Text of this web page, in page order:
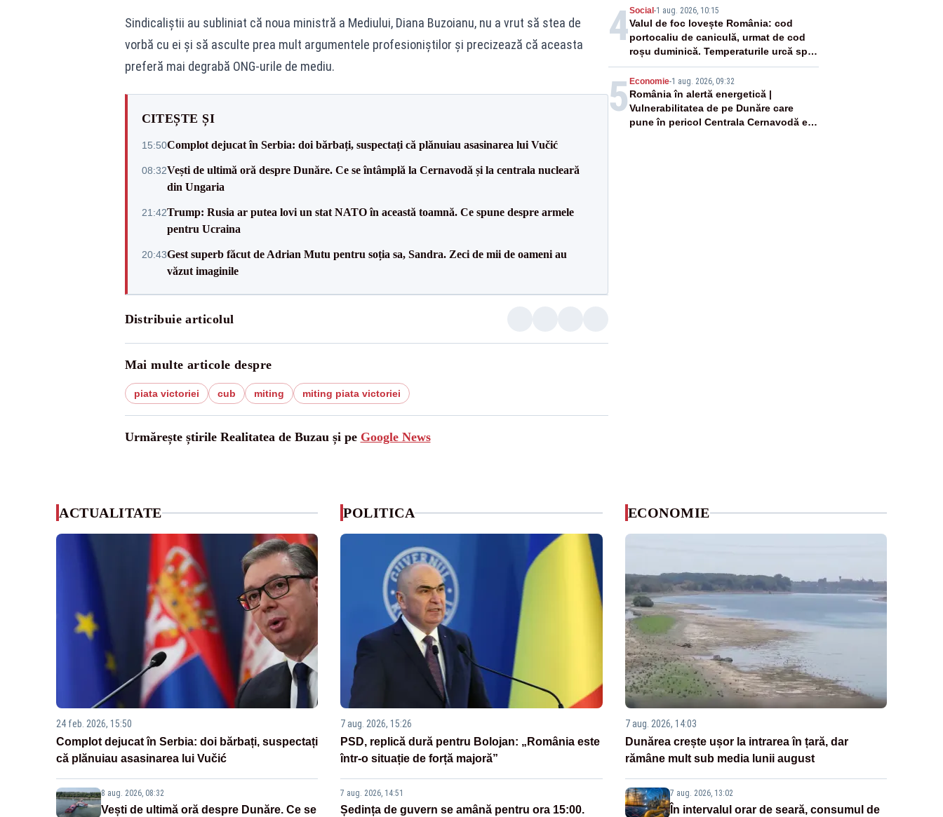
Sindicaliștii au subliniat că noua ministră a Mediului, Diana Buzoianu, nu a vrut să stea de
vorbă cu ei și să asculte prea mult argumentele profesioniștilor și precizează că aceasta
preferă mai degrabă ONG-urile de mediu.
CITEȘTE ȘI
15:50Complot dejucat în Serbia: doi bărbați, suspectați că plănuiau asasinarea lui Vučić
08:32Vești de ultimă oră despre Dunăre. Ce se întâmplă la Cernavodă și la centrala nucleară
din Ungaria
21:42Trump: Rusia ar putea lovi un stat NATO în această toamnă. Ce spune despre armele
pentru Ucraina
20:43Gest superb făcut de Adrian Mutu pentru soția sa, Sandra. Zeci de mii de oameni au
văzut imaginile
Distribuie articolul
Mai multe articole despre
piata victoriei cub miting miting piata victoriei
Urmărește știrile Realitatea de Buzau și pe Google News
4Social -1 aug. 2026, 10:15
Valul de foc lovește România: cod
portocaliu de caniculă, urmat de cod
roșu duminică. Temperaturile urcă spre
40°C
5 Economie-1 aug. 2026, 09:32
România în alertă energetică |
Vulnerabilitatea de pe Dunăre care
pune în pericol Centrala Cernavodă era
ACTUALITATE
24 feb. 2026, 15:50
Complot dejucat în Serbia: doi bărbați, suspectați
că plănuiau asasinarea lui Vučić
8 aug. 2026, 08:32
Vești de ultimă oră despre Dunăre. Ce se
POLITICA
7 aug. 2026, 15:26
PSD, replică dură pentru Bolojan: „România este
într-o situație de forță majoră”
7 aug. 2026, 14:51
Ședința de guvern se amână pentru ora 15:00.
ECONOMIE
7 aug. 2026, 14:03
Dunărea crește ușor la intrarea în țară, dar
rămâne mult sub media lunii august
7 aug. 2026, 13:02
În intervalul orar de seară, consumul de